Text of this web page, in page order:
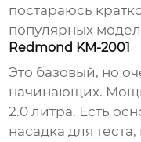
постараюсь
популярных
Redmond KM-2001
Это базовый, но
начинающих.
2.0 литра. Есть
насадка для